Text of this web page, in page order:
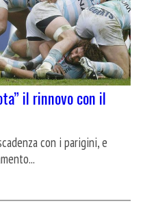
il rinnovo con il
con i parigini, e